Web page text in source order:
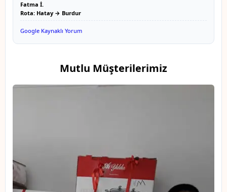
Fatma İ.
Rota: Hatay → Burdur
Google Kaynaklı Yorum
Mutlu Müşterilerimiz